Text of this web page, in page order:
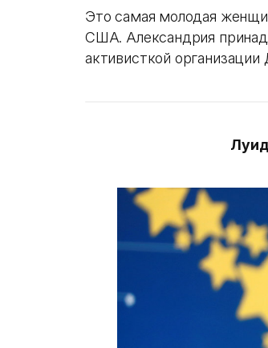
Это самая молодая
США. Александрия
активисткой